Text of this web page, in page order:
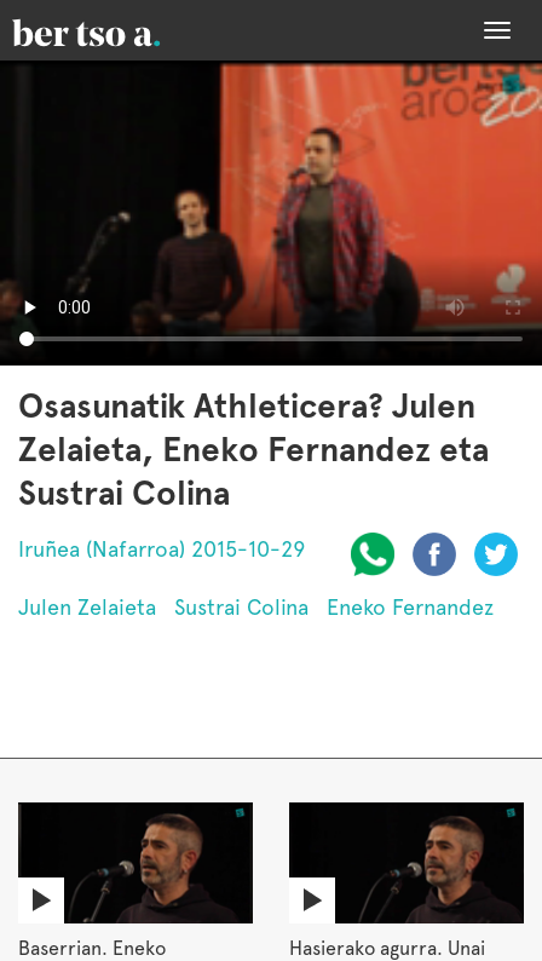
Osasunatik Athleticera? Julen
Zelaieta, Eneko Fernandez eta
Sustrai Colina
Iruñea (Nafarroa) 2015-10-29
Julen Zelaieta Sustrai Colina Eneko Fernandez
Baserrian. Eneko
Hasierako agurra. Unai